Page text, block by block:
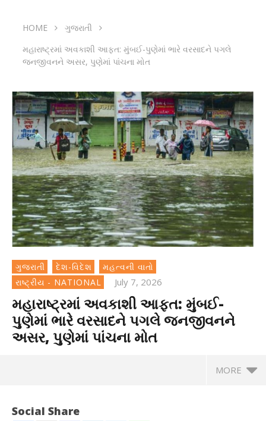
HOME
ગુજરાતી
મહારાષ્ટ્રમાં અવકાશી આફત: મુંબઈ-પુણેમાં ભારે વરસાદને પગલે
જનજીવનને અસર, પુણેમાં પાંચના મોત
ગુજરાતી દેશ-વિદેશ
મહત્વની વાતો
રાષ્ટ્રીય - NATIONAL
July 7, 2026
મહારાષ્ટ્રમાં અવકાશી આફત: મુંબઈ-
પુણેમાં ભારે વરસાદને પગલે જનજીવનને
અસર, પુણેમાં પાંચના મોત
MORE
Social Share